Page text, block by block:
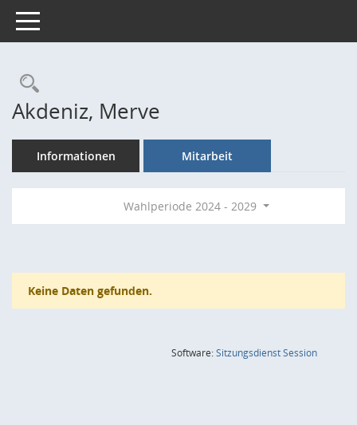
Toggle navigation
Rechercheauswahl
Akdeniz, Merve
Informationen Mitarbeit
Wahlperiode 2024 - 2029
Keine Daten gefunden.
Software:SitzungsdienstSession(Wird in